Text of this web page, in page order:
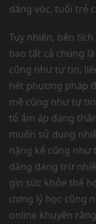
dáng vóc, tuổi trẻ
Tuy nhiên, bên
bao tất cả chúng
cũng như tự tin,
hết phương pháp
mẽ cũng như tự
tổ ấm áp dạng
muốn sử dụng
nặng kể cũng như
dáng dáng trừ
gìn sức khỏe thể
ương lý học cũng
online khuyên